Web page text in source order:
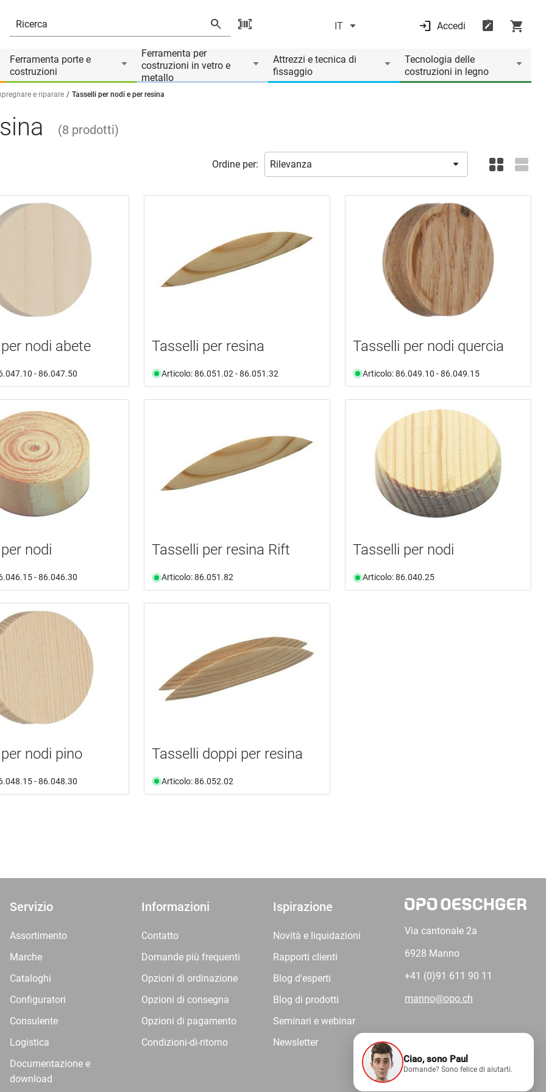
IT Accedi
Ferramenta porte e
costruzioni
Ferramenta per
costruzioni in vetro e
metallo
Attrezzi e tecnica di
fissaggio
Tecnologia delle
costruzioni in legno
e riparare Tasselli per nodi e per resina
(8 prodotti)
Ordine per:
nodi abete
- 86.047.50
Tasselli per resina
Articolo: 86.051.02 - 86.051.32
Tasselli per nodi quercia
Articolo: 86.049.10 - 86.049.15
nodi
- 86.046.30
Tasselli per resina Rift
Articolo: 86.051.82
Tasselli per nodi
Articolo: 86.040.25
nodi pino
- 86.048.30
Tasselli doppi per resina
Articolo: 86.052.02
Servizio
Assortimento
Marche
Cataloghi
Configuratori
Consulente
Logistica
Documentazione e
download
Informazioni
Contatto
Domande più frequenti
Opzioni di ordinazione
Opzioni di consegna
Opzioni di pagamento
Condizioni-di-ritorno
Ispirazione
Novità e liquidazioni
Rapporti clienti
Blog d'esperti
Blog di prodotti
Seminari e webinar
Newsletter
Via cantonale 2a
6928 Manno
+41 (0)91 611 90 11
manno@opo.ch
Forniamo
Ciao, sono Paul
Domande? Sono felice di aiutarti.